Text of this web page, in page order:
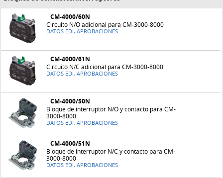
CM-4000/60N
Circuito N/O adicional para CM-3000-8000
DATOS EDI, APROBACIONES
CM-4000/61N
Circuito N/C adicional para CM-3000-8000
DATOS EDI, APROBACIONES
CM-4000/50N
Bloque de interruptor N/O y contacto para CM-
3000-8000
DATOS EDI, APROBACIONES
CM-4000/51N
Bloque de interruptor N/C y contacto para CM-
3000-8000
DATOS EDI, APROBACIONES